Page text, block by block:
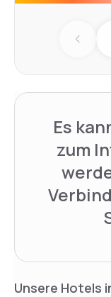
Es
zum
Unsere Hotels